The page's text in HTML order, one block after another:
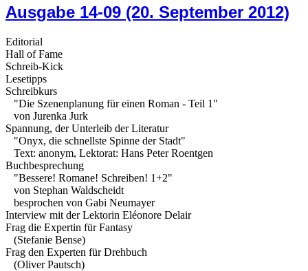
Ausgabe 14-09 (20. September 2012)
Editorial
Hall of Fame
Schreib-Kick
Lesetipps
Schreibkurs
"Die Szenenplanung für einen Roman - Teil 1"
von Jurenka Jurk
Spannung, der Unterleib der Literatur
"Onyx, die schnellste Spinne der Stadt"
Text: anonym, Lektorat: Hans Peter Roentgen
Buchbesprechung
"Bessere! Romane! Schreiben! 1+2"
von Stephan Waldscheidt
besprochen von Gabi Neumayer
Interview mit der Lektorin Eléonore Delair
Frag die Expertin für Fantasy
(Stefanie Bense)
Frag den Experten für Drehbuch
(Oliver Pautsch)